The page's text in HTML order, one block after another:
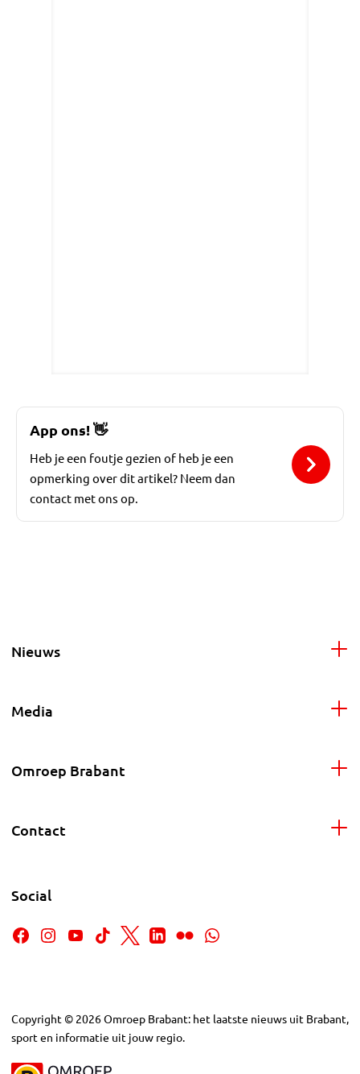
App ons!👋
Heb je een foutje gezien of heb je een
opmerking over dit artikel? Neem dan
contact met ons op.
Nieuws
Media
Omroep Brabant
Contact
Social
Copyright © 2026Omroep Brabant: het laatste nieuws uit Brabant,
sport en informatie uit jouw regio.